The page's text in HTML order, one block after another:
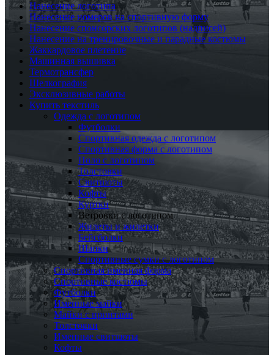
Нанесение логотипа
Нанесение номеров на спортивную форму
Нанесение спонсорских логотипов (надписей)
Нанесение на тренировочные и парадные костюмы
Жаккардовое плетение
Машинная вышивка
Термотрансфер
Шелкография
Эксклюзивные работы
Купить текстиль
Одежда с логотипом
Футболки
Спортивная одежда с логотипом
Спортивная форма с логотипом
Поло с логотипом
Толстовки
Свитшоты
Кофты
Куртки
Ветровки с логотипом
Жилеты и жилетки
Бейсболки
Шапки
Спортивные сумки с логотипом
Спортивная именная форма
Спортивные костюмы
Футболки
Именные майки
Майки с принтами
Толстовки
Именные свитшоты
Кофты